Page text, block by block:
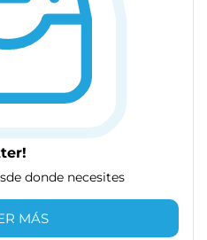
donde necesites
MÁS